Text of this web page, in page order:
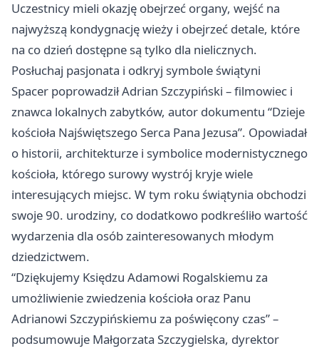
Uczestnicy mieli okazję obejrzeć organy, wejść na
najwyższą kondygnację wieży i obejrzeć detale, które
na co dzień dostępne są tylko dla nielicznych.
Posłuchaj pasjonata i odkryj symbole świątyni
Spacer poprowadził Adrian Szczypiński – filmowiec i
znawca lokalnych zabytków, autor dokumentu “Dzieje
kościoła Najświętszego Serca Pana Jezusa”. Opowiadał
o historii, architekturze i symbolice modernistycznego
kościoła, którego surowy wystrój kryje wiele
interesujących miejsc. W tym roku świątynia obchodzi
swoje 90. urodziny, co dodatkowo podkreśliło wartość
wydarzenia dla osób zainteresowanych młodym
dziedzictwem.
“Dziękujemy Księdzu Adamowi Rogalskiemu za
umożliwienie zwiedzenia kościoła oraz Panu
Adrianowi Szczypińskiemu za poświęcony czas” –
podsumowuje Małgorzata Szczygielska, dyrektor